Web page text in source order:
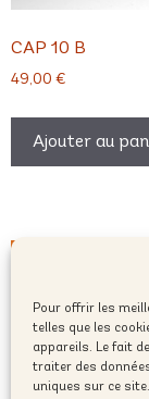
Pour offrir les
telles que les
appareils. Le fait
traiter des
uniques sur ce
CAP 10 B
49,00 €
Ajouter au